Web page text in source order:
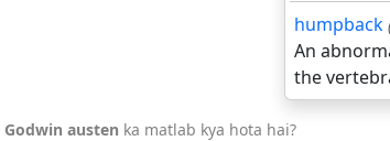
humpback
An
the
Godwin austen ka matlab kya hota hai?